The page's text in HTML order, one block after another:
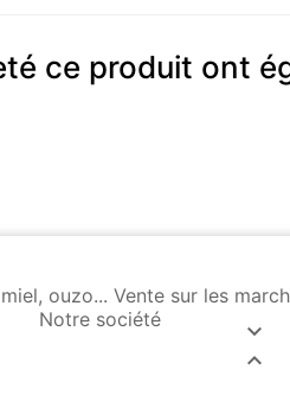
ce produit ont
ouzo... Vente sur les
Notre société

